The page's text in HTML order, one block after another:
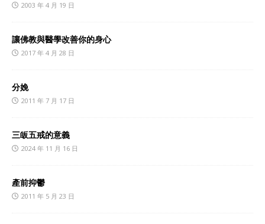
2003 年 4 月 19 日
讓佛教與醫學改善你的身心
2017 年 4 月 28 日
分娩
2011 年 7 月 17 日
三皈五戒的意義
2024 年 11 月 16 日
產前抑鬱
2011 年 5 月 23 日